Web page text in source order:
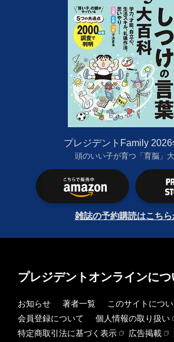
プレジデントFamily
頭のいい子が育つ「育脳」
雑誌の予約購読はこちら
プレジデントオンラインにつ
お知らせ 著者一覧
このサイトにつ
会員登録について
個人情報の取り扱い
特定商取引法に基づく表示
広告掲載